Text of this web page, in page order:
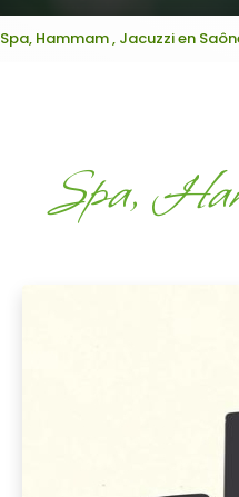
Spa, Hammam , Jacuzzi en
Spa,